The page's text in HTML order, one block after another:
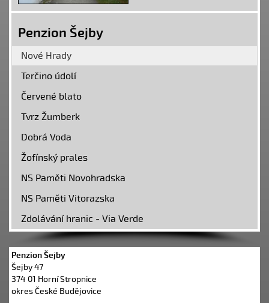
Penzion Šejby
Nové Hrady
Terčino údolí
Červené blato
Tvrz Žumberk
Dobrá Voda
Žofínský prales
NS Paměti Novohradska
NS Paměti Vitorazska
Zdolávání hranic - Via Verde
Penzion Šejby
Šejby 47
374 01 Horní Stropnice
okres České Budějovice